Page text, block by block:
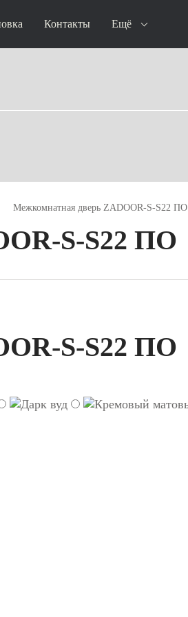
Контакты Ещё
Межкомнатная дверь ZADOOR-S-S22 ПО
S-S22 ПО
S-S22 ПО